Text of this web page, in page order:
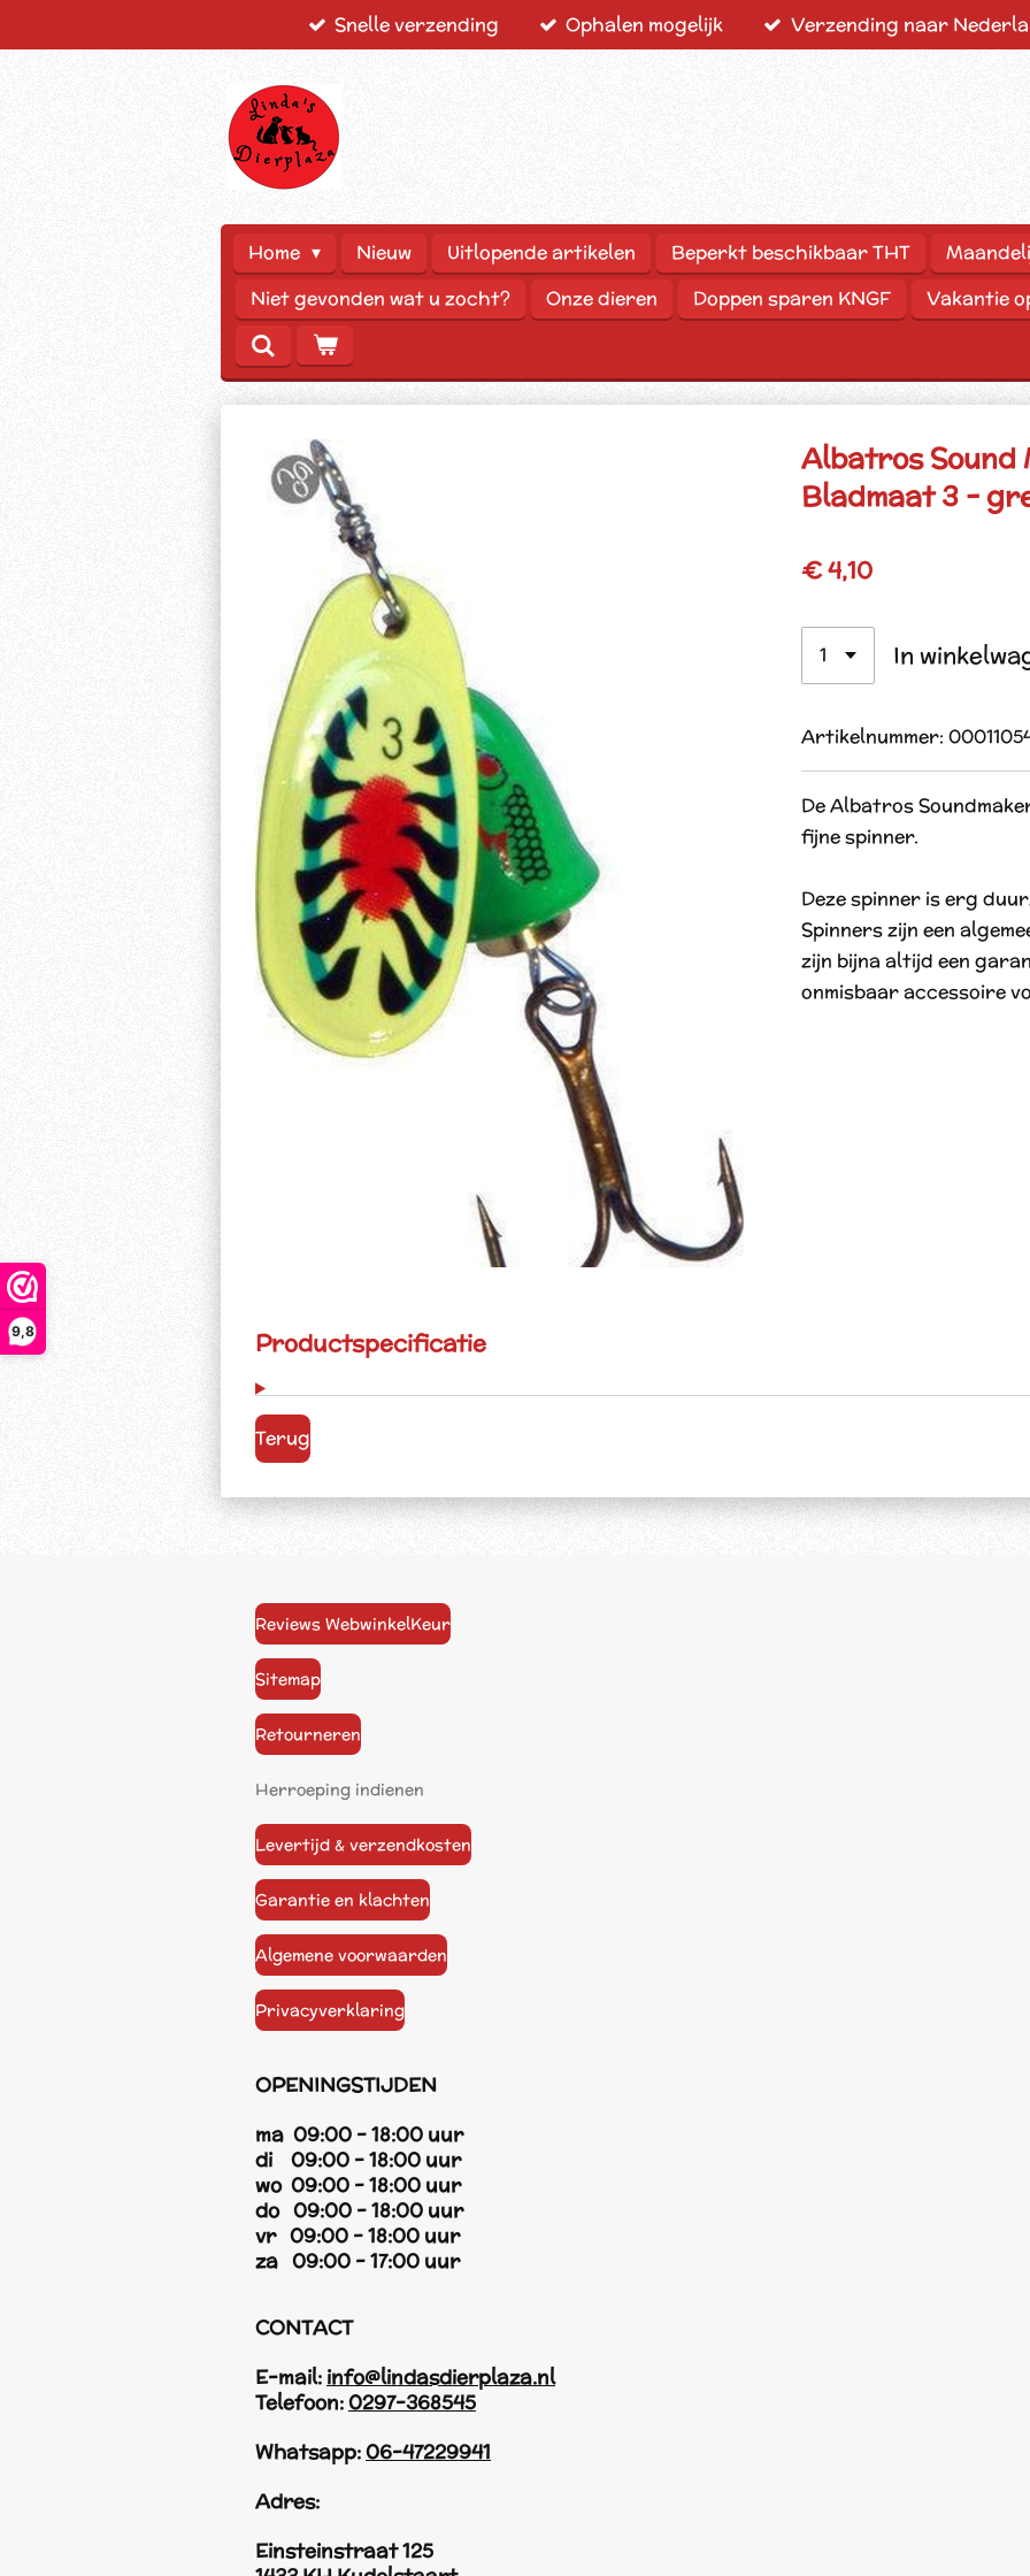
9,8
Snelle verzending Ophalen mogelijk Verzending naar
Home Nieuw Uitlopende artikelen Beperkt beschikbaar THT
Niet gevonden wat u zocht?
Onze dieren Doppen sparen KNGF Vakantie
Albatros Sound
Bladmaat 3 -
€ 4,10
In
Artikelnummer:
De Albatros
fijne spinner.
Deze spinner is erg
Spinners zijn een
zijn bijna altijd een
onmisbaar accessoire
Productspecificatie
Terug
Reviews WebwinkelKeur
Sitemap
Retourneren
Herroeping indienen
Levertijd & verzendkosten
Garantie en klachten
Algemene voorwaarden
Privacyverklaring
OPENINGSTIJDEN
ma 09:00 - 18:00 uur
di 09:00 - 18:00 uur
wo 09:00 - 18:00 uur
do 09:00 - 18:00 uur
vr 09:00 - 18:00 uur
za 09:00 - 17:00 uur
CONTACT
E-mail: info@lindasdierplaza.nl
Telefoon:0297-368545
Whatsapp:06-47229941
Adres:
Einsteinstraat 125